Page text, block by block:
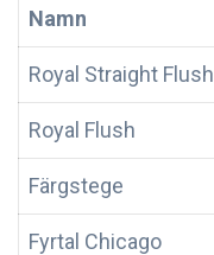
Namn
Royal Straight Flush
Royal Flush
Färgstege
Fyrtal Chicago